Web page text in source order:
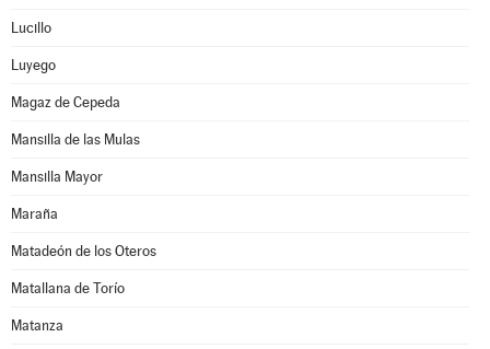
Lucillo
Luyego
Magaz de Cepeda
Mansilla de las Mulas
Mansilla Mayor
Maraña
Matadeón de los Oteros
Matallana de Torío
Matanza